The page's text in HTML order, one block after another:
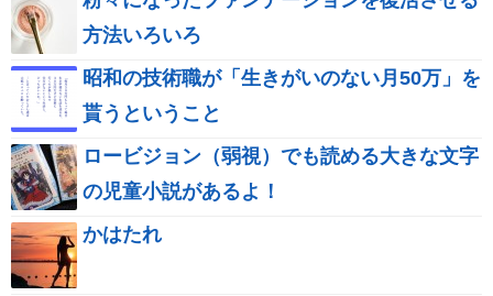
方法いろいろ
昭和の技術職が「生きがいのない月50万」を
貰うということ
ロービジョン（弱視）でも読める大きな文字
の児童小説があるよ！
かはたれ